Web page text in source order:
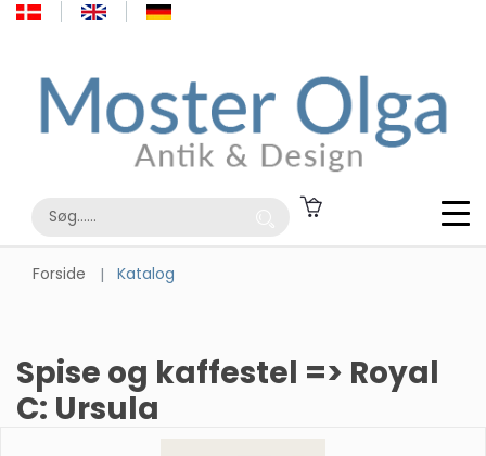
Forside Katalog
Spise og kaffestel => Royal
C: Ursula